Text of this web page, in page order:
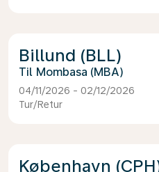
Billund (BLL)
Mombasa (MBA)
04/11/2026 - 02/12/2026
Tur/Retur
København